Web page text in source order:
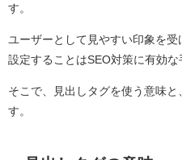
す。
ユーザーとして見やすい印象を
設定することはSEO対策に有効な
そこで、見出しタグを使う意味
す。